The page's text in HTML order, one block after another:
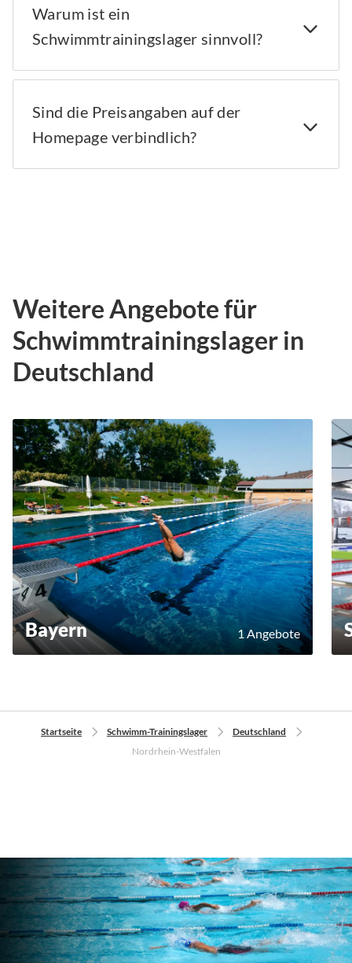
Warum ist ein
Schwimmtrainingslager sinnvoll?
Sind die Preisangaben auf der
Homepage verbindlich?
Weitere Angebote für
Schwimmtrainingslager in
Deutschland
Bayern 1 Angebote
Startseite Schwimm-Trainingslager
Deutschland
Nordrhein-Westfalen